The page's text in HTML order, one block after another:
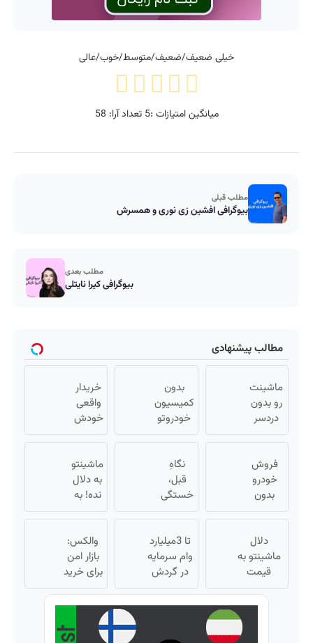
خیلی ضعیف/ضعیف/متوسط/خوب/عالی
میانگین امتیازات :5 تعداد آرا: 58
مطلب قبلی
بیوگرافی افشین زی نوری و همسرش
مطلب بعدی
بیوگرافی کیرا نایتلی
مطالب پیشنهادی
ماشینت
رو بدون
دردسر
بفروش |
کمسیون
😍
بدون
کمیسیون
خودروتو
بفروش
خریدار
واقعی
خودش
میاد!
فوری
ماشین
در
همراه
فروش
خودرو
بدون
کمیسیون
نگاهِ
قبل،
خستگی
داشت...
بعد،
انرژی
داره 🌸
بلفا با
25%
ماشینتو
به دلال
نده! به
مصرف
بفروش!
بدون
پاسخ
به یک
تماس
دلال
ماشینتو به
قیمت
نمیخره! بیا
اینجا به
بفروش*فقط
تا 3میلیارد
وام سرمایه
در گردش
فروشندگان
=>
والکس:
بازار امن
برای خرید
و فروش
دارایی‌های
دیجیتال